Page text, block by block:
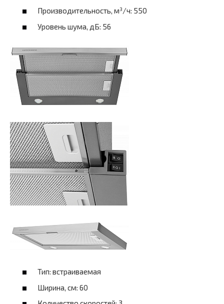
Производительность, м³/ч: 550
Уровень шума, дБ: 56
Тип: встраиваемая
Ширина, см: 60